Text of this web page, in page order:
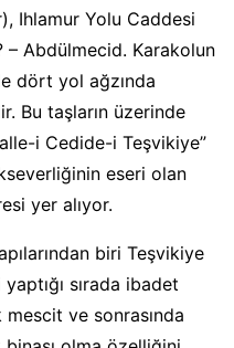
Ihlamur Yolu Caddesi
– Abdülmecid. Karakolun
dört yol ağzında
Bu taşların üzerinde
i Cedide-i Teşvikiye”
eseri olan
yer alıyor.
biri Teşvikiye
sırada ibadet
ve sonrasında